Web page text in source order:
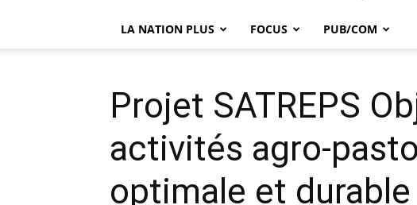
LA NATION PLUS FOCUS PUB/COM
Projet SATREPS
activités agro-
optimale et durable